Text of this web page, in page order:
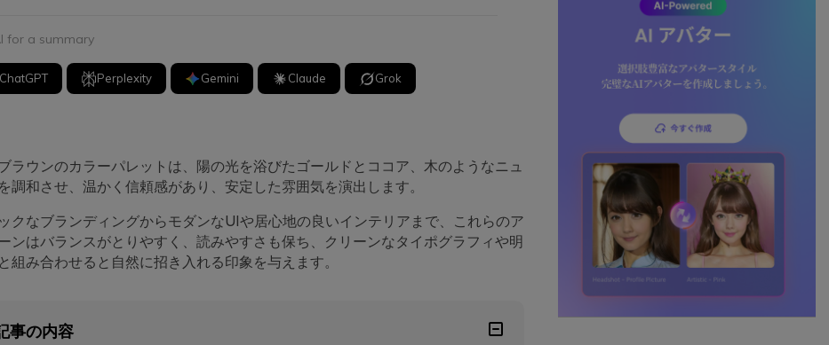
for a summary
ChatGPT Perplexity Gemini Claude Grok
ラウンのカラーパレットは、陽の光を浴びたゴールドとココア、木のようなニュ
調和させ、温かく信頼感があり、安定した雰囲気を演出します。
クなブランディングからモダンなUIや居心地の良いインテリアまで、これらのア
ンはバランスがとりやすく、読みやすさも保ち、クリーンなタイポグラフィや明
組み合わせると自然に招き入れる印象を与えます。
事の内容